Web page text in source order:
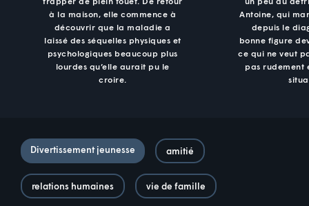
à la maison, elle commence à
découvrir que la maladie a
laissé des séquelles physiques et
psychologiques beaucoup plus
lourdes qu’elle aurait pu le
croire.
Antoine, qui
depuis le
bonne figure
ce qui ne veut
pas rudement
Divertissement jeunesse amitié
relations humaines vie de famille